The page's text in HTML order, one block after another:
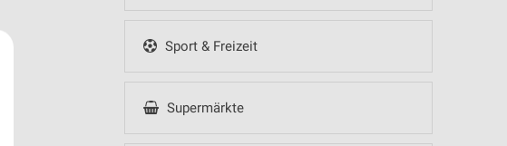
Sport & Freizeit
Supermärkte